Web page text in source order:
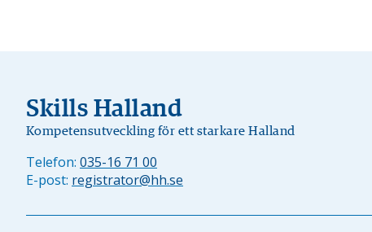
Skills Halland
Kompetensutveckling för ett starkare Halland
Telefon: 035-16 71 00
E-post: registrator@hh.se